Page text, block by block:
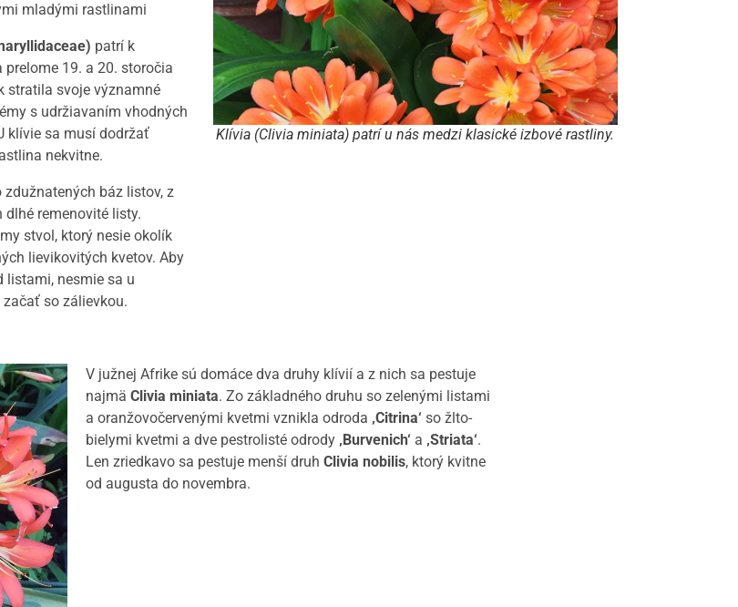
mladými rastlinami
patrí k
19. a 20. storočia
stratila svoje významné
s udržiavaním vhodných
klívie sa musí dodržať
nekvitne.
zdužnatených báz listov, z
remenovité listy.
stvol, ktorý nesie okolík
lievikovitých kvetov. Aby
listami, nesmie sa u
so zálievkou.
Klívia (Clivia miniata) patrí u nás medzi klasické izbové rastliny.
V južnej Afrike sú domáce dva druhy klívií a z nich sa pestuje
najmäClivia miniata. Zo základného druhu so zelenými listami
a oranžovočervenými kvetmi vznikla odroda ‚Citrina‘ so žlto-
bielymi kvetmi a dve pestrolisté odrody ‚Burvenich‘ a ‚Striata‘.
Len zriedkavo sa pestuje menší druhClivia nobilis, ktorý kvitne
od augusta do novembra.